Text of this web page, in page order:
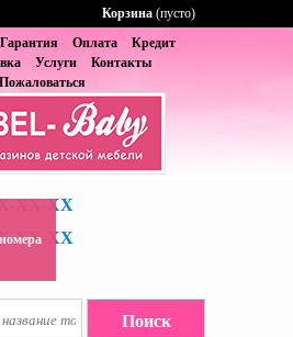
Гарантия Оплата
Кредит
Услуги
Контакты
Пожаловаться
XX-XX
XX-XX
Корзина (пусто)